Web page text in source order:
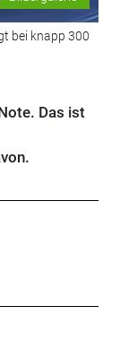
bei knapp 300
Das ist